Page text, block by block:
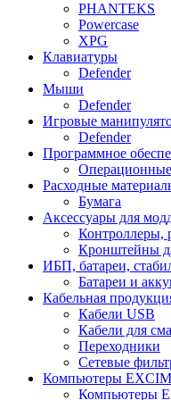
PHANTEKS
Powercase
XPG
Клавиатуры
Defender
Мыши
Defender
Игровые
Defender
Программное
Расходные
Бумага
Аксессуары для
Контроллеры,
Кронштейны
ИБП, батареи,
Батареи и
Кабельная
Кабели USB
Кабели для
Переходники
Сетевые
Компьютеры
Компьютеры